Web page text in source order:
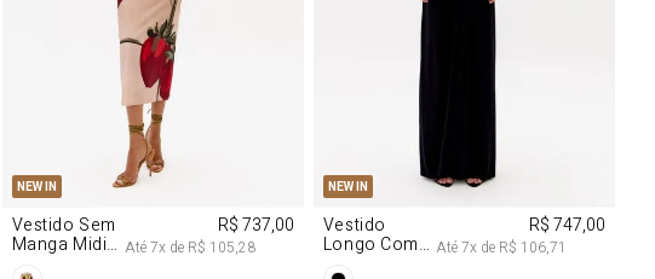
NEW IN
PP M
Vestido Sem
Manga Midi
R$ 737,00
Até7x de R$ 105,28
NEW IN
PP M
Vestido
Longo Com
R$ 747,00
Até7x de R$ 106,71